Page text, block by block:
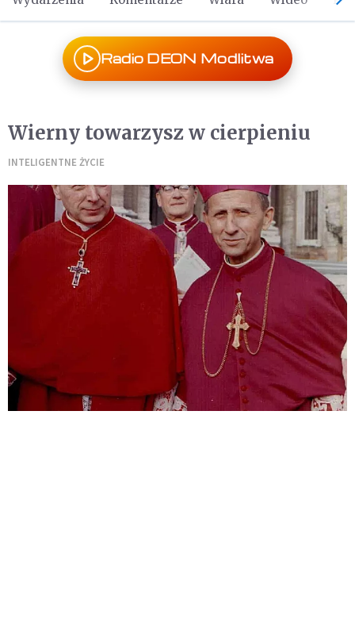
Radio DEON Modlitwa
Wierny towarzysz w cierpieniu
INTELIGENTNE ŻYCIE